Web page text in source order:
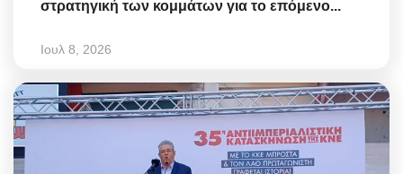
στρατηγική των κομμάτων για το επόμενο...
Ιουλ 8, 2026